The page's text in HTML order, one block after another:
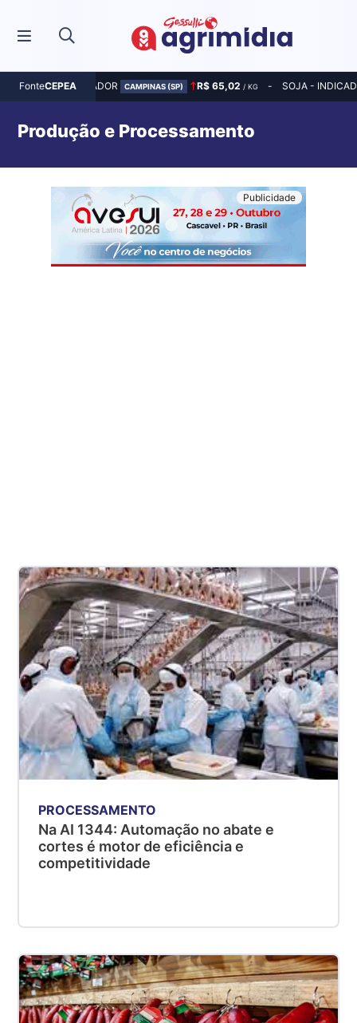
FonteCEPEA
MILHO - INDICADOR CAMPINAS (SP) R$ 65,02 / KG SOJA -
Produção e Processamento
PROCESSAMENTO
Na AI 1344: Automação no abate e
cortes é motor de eficiência e
competitividade